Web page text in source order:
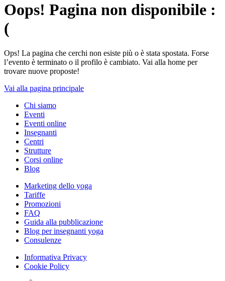
Oops! Pagina non disponibile :
(
Ops! La pagina che cerchi non esiste più o è stata spostata. Forse
l’evento è terminato o il profilo è cambiato. Vai alla home per
trovare nuove proposte!
Vai alla pagina principale
Chi siamo
Eventi
Eventi online
Insegnanti
Centri
Strutture
Corsi online
Blog
Marketing dello yoga
Tariffe
Promozioni
FAQ
Guida alla pubblicazione
Blog per insegnanti yoga
Consulenze
Informativa Privacy
Cookie Policy